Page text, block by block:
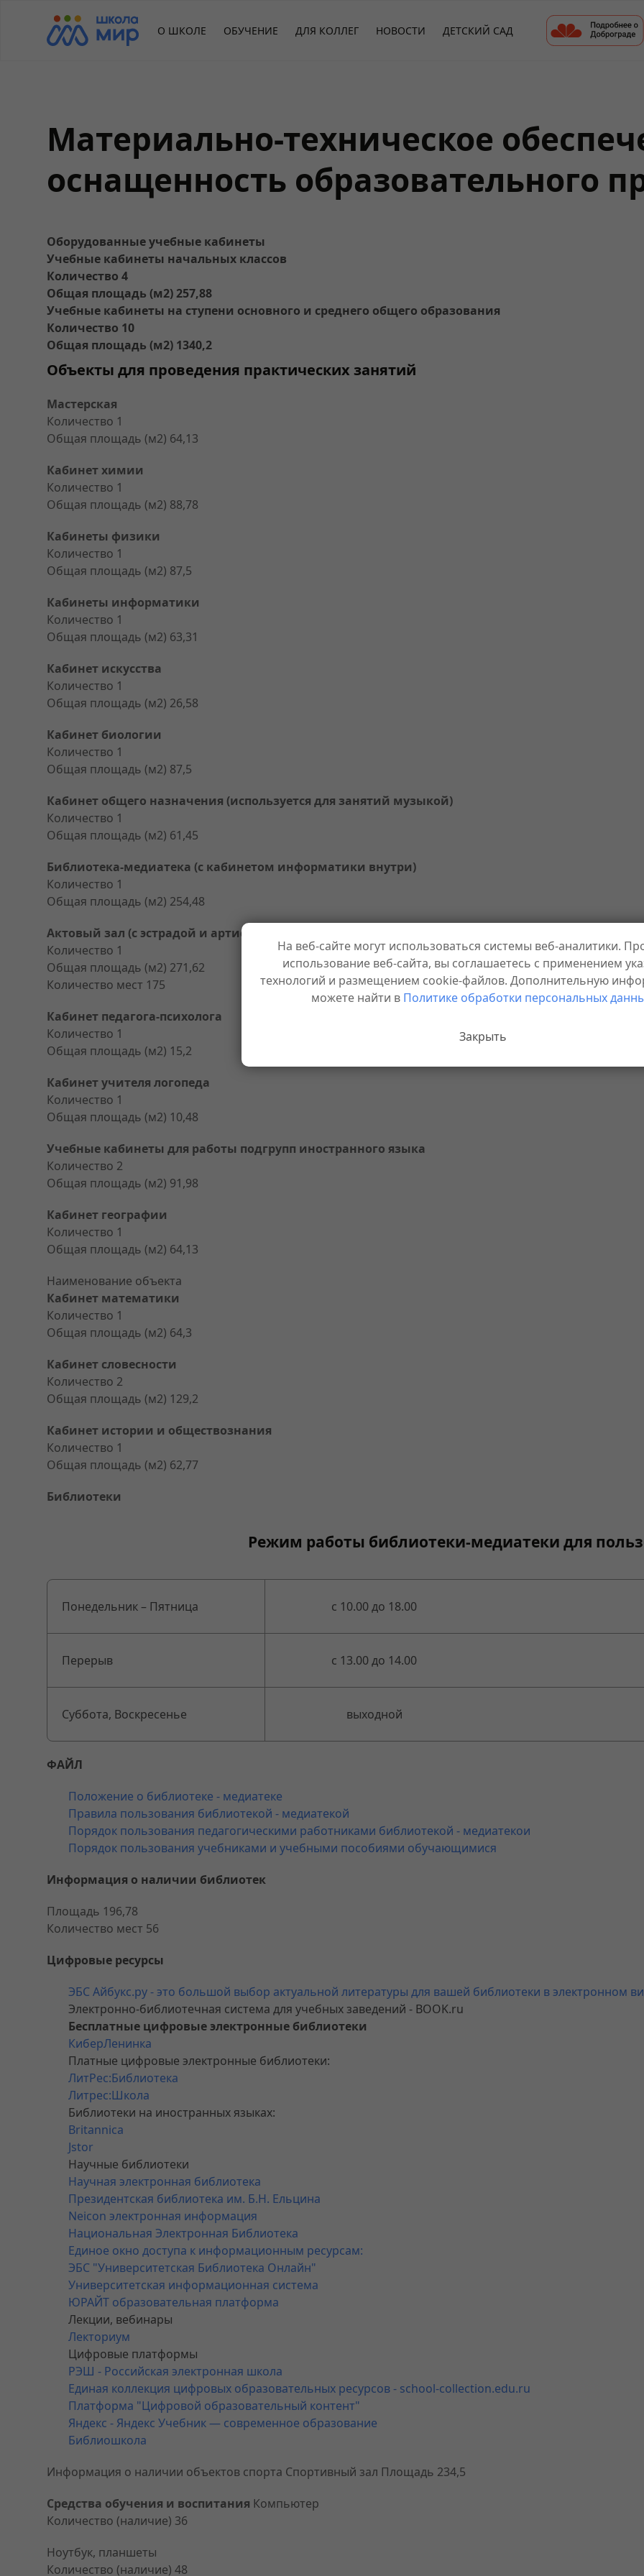
О ШКОЛЕ ОБУЧЕНИЕ ДЛЯ КОЛЛЕГ НОВОСТИ ДЕТСКИЙ САД
Материально-техническое
оснащенность образовательного
Оборудованные учебные кабинеты
Учебные кабинеты начальных классов
Количество 4
Общая площадь (м2) 257,88
Учебные кабинеты на ступени основного и среднего общего образования
Количество 10
Общая площадь (м2) 1340,2
Объекты для проведения практических занятий
Мастерская
Количество 1
Общая площадь (м2) 64,13
Кабинет химии
Количество 1
Общая площадь (м2) 88,78
Кабинеты физики
Количество 1
Общая площадь (м2) 87,5
Кабинеты информатики
Количество 1
Общая площадь (м2) 63,31
Кабинет искусства
Количество 1
Общая площадь (м2) 26,58
Кабинет биологии
Количество 1
Общая площадь (м2) 87,5
Кабинет общего назначения (используется для занятий музыкой)
Количество 1
Общая площадь (м2) 61,45
Библиотека-медиатека (с кабинетом информатики внутри)
Количество 1
Общая площадь (м2) 254,48
Актовый зал (с эстрадой и артистическими)
Количество 1
Общая площадь (м2) 271,62
Количество мест 175
Кабинет педагога-психолога
Количество 1
Общая площадь (м2) 15,2
Кабинет учителя логопеда
Количество 1
Общая площадь (м2) 10,48
Учебные кабинеты для работы подгрупп иностранного языка
Количество 2
Общая площадь (м2) 91,98
Кабинет географии
Количество 1
Общая площадь (м2) 64,13
Наименование объекта
Кабинет математики
Количество 1
Общая площадь (м2) 64,3
Кабинет словесности
Количество 2
Общая площадь (м2) 129,2
Кабинет истории и обществознания
Количество 1
Общая площадь (м2) 62,77
Библиотеки
Режим работы библиотеки-медиатеки для
Понедельник – Пятница с 10.00 до 18.00
Перерыв с 13.00 до 14.00
Суббота, Воскресенье выходной
ФАЙЛ
Положение о библиотеке - медиатеке
Правила пользования библиотекой - медиатекой
Порядок пользования педагогическими работниками библиотекой - медиатекои
Порядок пользования учебниками и учебными пособиями обучающимися
Информация о наличии библиотек
Площадь 196,78
Количество мест 56
Цифровые ресурсы
ЭБС Айбукс.ру - это большой выбор актуальной литературы для вашей библиотеки в электронном
Электронно-библиотечная система для учебных заведений - BOOK.ru
Бесплатные цифровые электронные библиотеки
КиберЛенинка
Платные цифровые электронные библиотеки:
ЛитРес:Библиотека
Литрес:Школа
Библиотеки на иностранных языках:
Britannica
Jstor
Научные библиотеки
Научная электронная библиотека
Президентская библиотека им. Б.Н. Ельцина
Neicon электронная информация
Национальная Электронная Библиотека
Единое окно доступа к информационным ресурсам:
ЭБС "Университетская Библиотека Онлайн"
Университетская информационная система
ЮРАЙТ образовательная платформа
Лекции, вебинары
Лекториум
Цифровые платформы
РЭШ - Российская электронная школа
Единая коллекция цифровых образовательных ресурсов - school-collection.edu.ru
Платформа "Цифровой образовательный контент"
Яндекс - Яндекс Учебник — современное образование
Библиошкола
Информация о наличии объектов спорта Спортивный зал Площадь 234,5
Средства обучения и воспитания Компьютер
Количество (наличие) 36
Ноутбук, планшеты
Количество (наличие) 48
На веб-сайте могут использоваться системы веб-аналитики.
использование веб-сайта, вы соглашаетесь с применением
технологий и размещением cookie-файлов. Дополнительную
можете найти в Политике обработки персональных
Закрыть